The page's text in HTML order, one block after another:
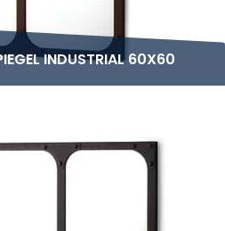
INDUSTRIAL 60X60